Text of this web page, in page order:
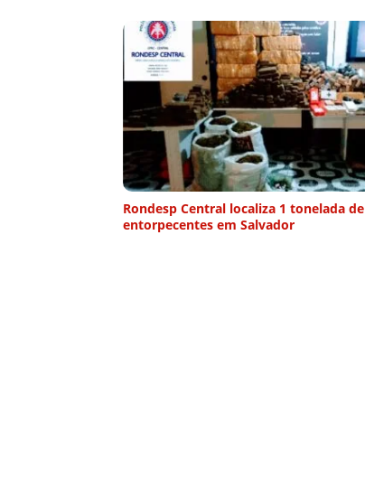
Rondesp Central localiza 1 tonelada de
entorpecentes em Salvador